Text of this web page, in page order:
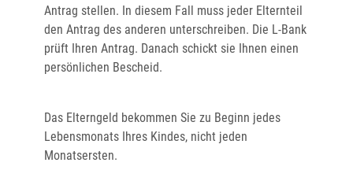
Antrag stellen. In diesem Fall muss jeder Elternteil
den Antrag des anderen unterschreiben. Die L-Bank
prüft Ihren Antrag. Danach schickt sie Ihnen einen
persönlichen Bescheid.
Das Elterngeld bekommen Sie zu Beginn jedes
Lebensmonats Ihres Kindes, nicht jeden
Monatsersten.